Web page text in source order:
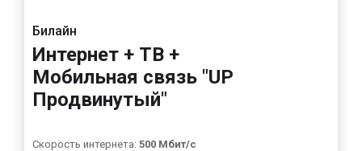
Билайн
Интернет + ТВ +
Мобильная связь "UP
Продвинутый"
Скорость интернета: 500 Мбит/с